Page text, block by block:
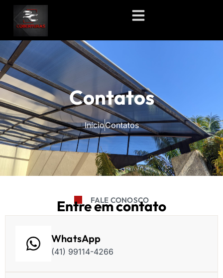
Contatos
InícioContatos
FALE CONOSCO
Entre em contato
WhatsApp
(41) 99114-4266